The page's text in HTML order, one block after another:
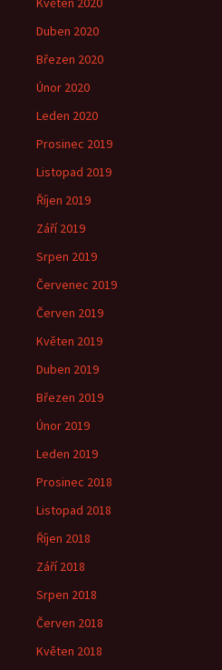
Duben 2020
Březen 2020
Únor 2020
Leden 2020
Prosinec 2019
Listopad 2019
Říjen 2019
Září 2019
Srpen 2019
Červenec 2019
Červen 2019
Květen 2019
Duben 2019
Březen 2019
Únor 2019
Leden 2019
Prosinec 2018
Listopad 2018
Říjen 2018
Září 2018
Srpen 2018
Červen 2018
Květen 2018